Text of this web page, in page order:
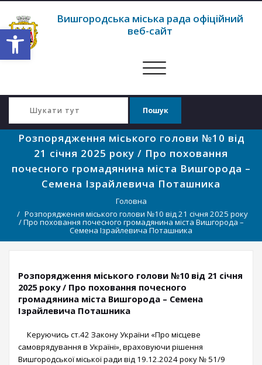
Відкрити Панель інструментів
Вишгородська міська рада офіційний
веб-сайт
Перемкнути
Розпорядження міського голови №10 від
21 січня 2025 року / Про поховання
почесного громадянина міста Вишгорода –
Семена Ізрайлевича Поташника
Головна
Розпорядження міського голови №10 від 21 січня 2025 року
/ Про поховання почесного громадянина міста Вишгорода –
Семена Ізрайлевича Поташника
Розпорядження міського голови №10 від 21 січня
2025 року / Про поховання почесного
громадянина міста Вишгорода – Семена
Ізрайлевича Поташника
Керуючись ст.42 Закону України «Про місцеве
самоврядування в Україні», враховуючи рішення
Вишгородської міської ради від 19.12.2024 року № 51/9